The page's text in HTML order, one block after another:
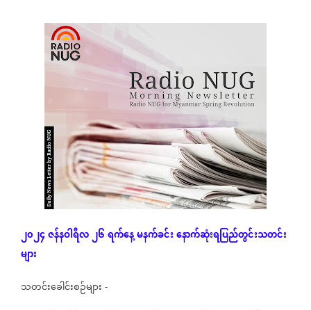
၂၀၂၄ဇန်နဝါရီလ၂၆ရက်နေ့မနက်ခင်းနောက်ဆုံးရပြည်တွင်းသတင်း
များ
သတင်းခေါင်းစဉ်များ -